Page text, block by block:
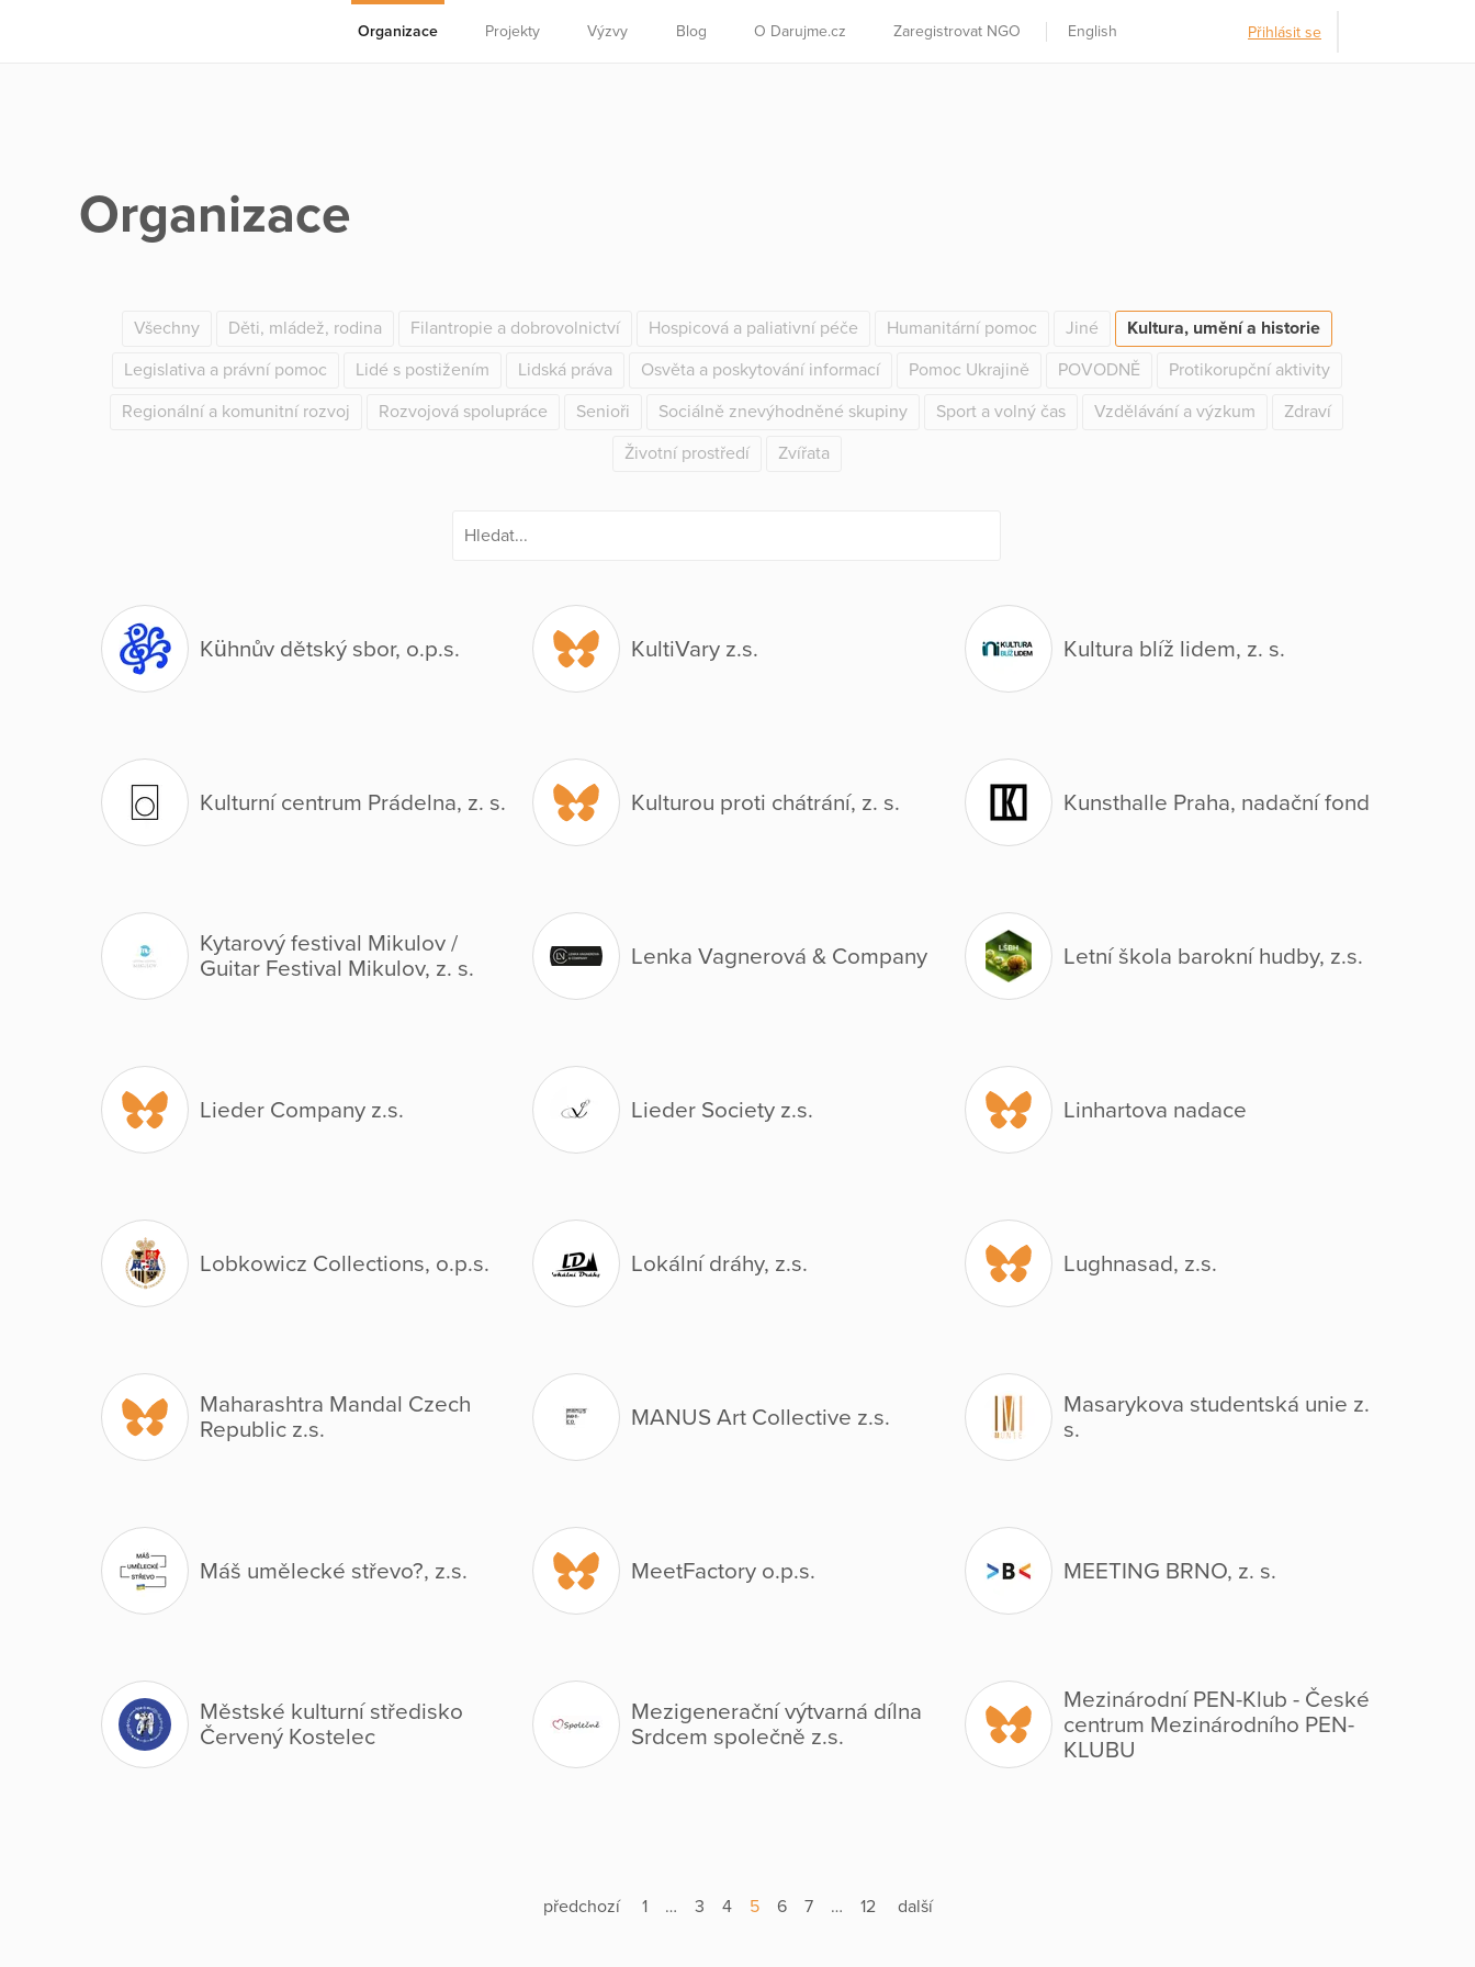
Organizace Projekty Výzvy Blog O Darujme.cz Zaregistrovat NGO English Přihlásit se
Organizace
Všechny Děti, mládež, rodina Filantropie a dobrovolnictví Hospicová a paliativní péče Humanitární pomoc Jiné
Kultura, umění a historie
Legislativa a právní pomoc
Lidé s postižením Lidská práva Osvěta a poskytování informací Pomoc Ukrajině POVODNĚ
Protikorupční aktivity
Regionální a komunitní rozvoj
Rozvojová spolupráce Senioři Sociálně znevýhodněné skupiny Sport a volný čas Vzdělávání a výzkum
Zdraví
Životní prostředí
Zvířata
Kühnův dětský sbor, o.p.s. KultiVary z.s. Kultura blíž lidem, z. s.
Kulturní centrum Prádelna, z. s. Kulturou proti chátrání, z. s. Kunsthalle Praha, nadační fond
Kytarový festival Mikulov /
Guitar Festival Mikulov, z. s.
Lenka Vagnerová & Company Letní škola barokní hudby, z.s.
Lieder Company z.s. Lieder Society z.s. Linhartova nadace
Lobkowicz Collections, o.p.s. Lokální dráhy, z.s. Lughnasad, z.s.
Maharashtra Mandal Czech
Republic z.s.
MANUS Art Collective z.s.
Masarykova studentská unie z.
s.
Máš umělecké střevo?, z.s. MeetFactory o.p.s. MEETING BRNO, z. s.
Městské kulturní středisko
Červený Kostelec
Mezigenerační výtvarná dílna
Srdcem společně z.s.
Mezinárodní PEN-Klub - České
centrum Mezinárodního PEN-
KLUBU
předchozí 1 … 3 4 5 6 7 … 12 další